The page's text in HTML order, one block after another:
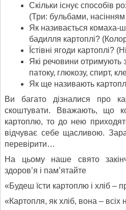
Скільки існує способів
(Три: бульбами,
Як називається комаха-
бадилля картоплі?
Їстівні ягоди картоплі?
Які речовини отримують
патоку, глюкозу, спирт,
Як ще називають
Ви багато дізналися про
скоштувати. Вважають, що
картоплю, то до нею
відчуває себе щасливою.
перевірити…
На цьому наше свято
здоров’я і пам’ятайте
«Будеш їсти картоплю і хліб –
«Картопля, як хліб, вона – всіх